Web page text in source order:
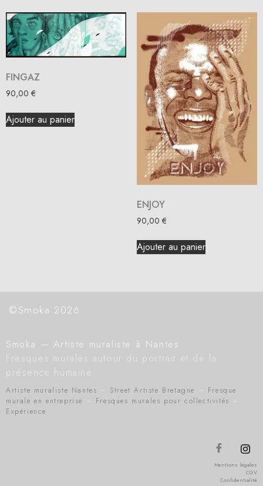
FINGAZ
90,00 €
Ajouter au panier
ENJOY
90,00 €
Ajouter au panier
©Smoka 2026
Smoka — Artiste muraliste à Nantes
Fresques murales autour du portrait et de la
présence humaine.
Artiste muraliste Nantes Street Artiste Bretagne
Fresque
murale en entreprise
Fresques murales pour collectivités
Expérience
Mentions légales
CGV
Confidentialité